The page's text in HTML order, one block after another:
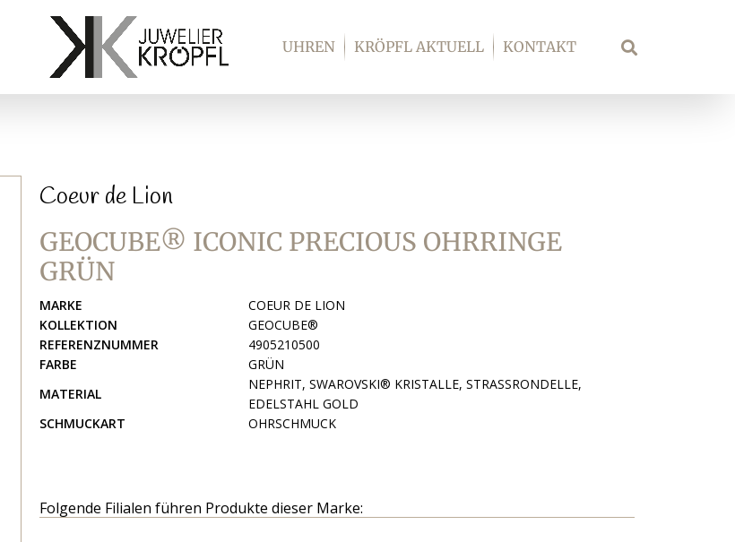
UHREN KRÖPFL AKTUELL KONTAKT Suche
Coeur de Lion
GEOCUBE® ICONIC PRECIOUS OHRRINGE
GRÜN
MARKE
COEUR DE LION
KOLLEKTION
GEOCUBE®
REFERENZNUMMER
4905210500
FARBE
GRÜN
MATERIAL
NEPHRIT, SWAROVSKI® KRISTALLE, STRASSRONDELLE,
EDELSTAHL GOLD
SCHMUCKART
OHRSCHMUCK
Folgende Filialen führen Produkte dieser Marke: